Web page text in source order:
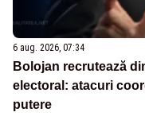
6 aug. 2026, 07:34
Bolojan recrutează
electoral: atacuri
putere